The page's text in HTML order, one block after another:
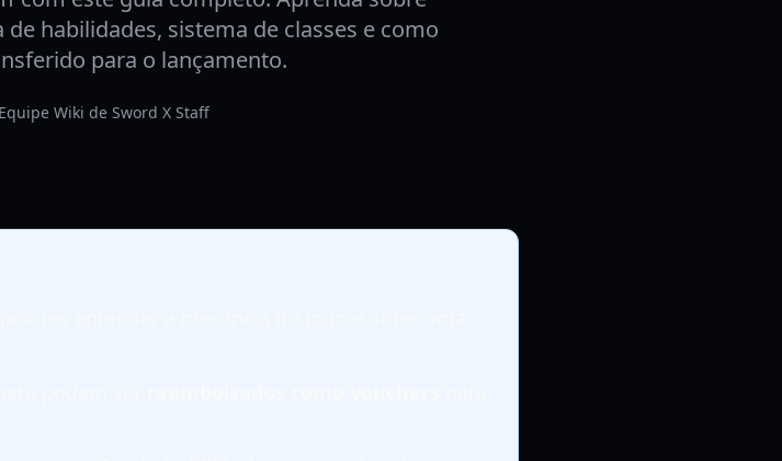
habilidades, sistema de classes e como
para o lançamento.
Equipe Wiki de Sword X Staff